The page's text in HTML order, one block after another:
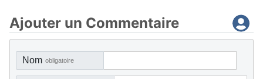
Ajouter un Commentaire
Nom obligatoire